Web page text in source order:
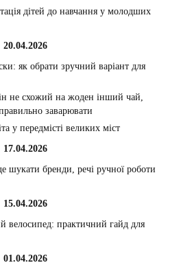
дітей до навчання у молодших
20.04.2026
як обрати зручний варіант для
не схожий на жоден інший чай,
заварювати
у передмісті великих міст
17.04.2026
шукати бренди, речі ручної роботи
15.04.2026
велосипед: практичний гайд для
01.04.2026